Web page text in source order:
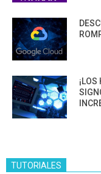
TUTORIALES